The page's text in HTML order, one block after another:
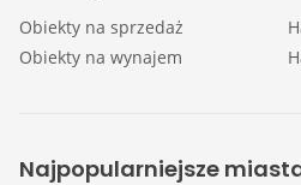
Obiekty na sprzedaż
Obiekty na wynajem
Najpopularniejsze